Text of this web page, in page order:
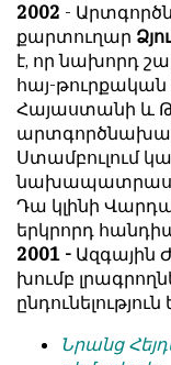
2002 -
քարտուղար
է, որ նախորդ
հայ-թուրքական
Հայաստանի և
Ստամբուլում
Դա կլինի
երկրորդ
2001 - Ազգային
խումբ
Նրանց